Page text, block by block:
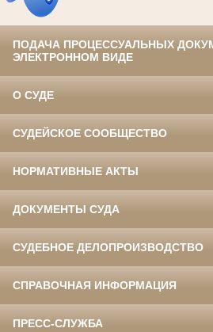
ПОДАЧА ПРОЦЕССУАЛЬНЫХ
ЭЛЕКТРОННОМ ВИДЕ
О СУДЕ
СУДЕЙСКОЕ СООБЩЕСТВО
НОРМАТИВНЫЕ АКТЫ
ДОКУМЕНТЫ СУДА
СУДЕБНОЕ ДЕЛОПРОИЗВОДСТВО
СПРАВОЧНАЯ ИНФОРМАЦИЯ
ПРЕСС-СЛУЖБА